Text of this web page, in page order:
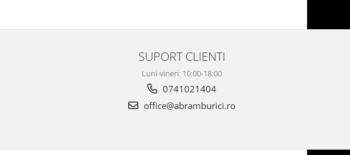
SUPORT CLIENTI
Luni-vineri: 10:00-18:00
0741021404
office@abramburici.ro